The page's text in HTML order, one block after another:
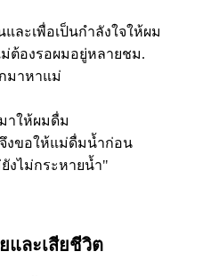
ละเพื่อเป็นกำลังใจให้ผม
ต้องรอผมอยู่หลายชม.
มาหาแม่
าให้ผมดื่ม
งขอให้แม่ดื่มน้ำก่อน
งไม่กระหายน้ำ"
และเสียชีวิต